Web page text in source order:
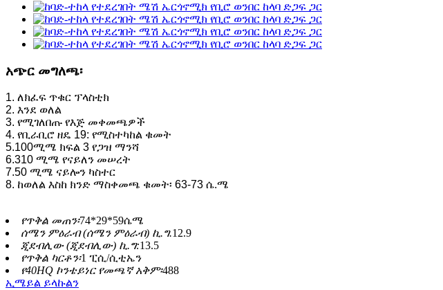
አጭር መግለጫ፡
1. ለክፈፍ ጥቁር ፕላስቲክ
2. እንደ ወለል
3. የሚገለበጡ የእጅ መቀመጫዎች
4. የቢራቢሮ ዘዴ 19: የሚስተካከል ቁመት
5.100ሚሜ ክፍል 3 የጋዝ ማንሻ
6.310 ሚሜ የናይለን መሠረት
7.50 ሚሜ ናይሎን ካስተር
8. ከወለል እስከ ክንድ ማስቀመጫ ቁመት፡ 63-73 ሴ.ሜ
የጥቅል መጠን፡74*29*59ሴሜ
ሰሜን ምዕራብ (ሰሜን ምዕራብ) ኪ.ግ.12.9
ጂደብሊው (ጂደብሊው) ኪ.ግ:13.5
የጥቅል ካርቶን፡1 ፒሲ/ሲቲኤን
የ40HQ ኮንቴይነር የመጫኛ አቅም፡488
ኢሜይል ይላኩልን